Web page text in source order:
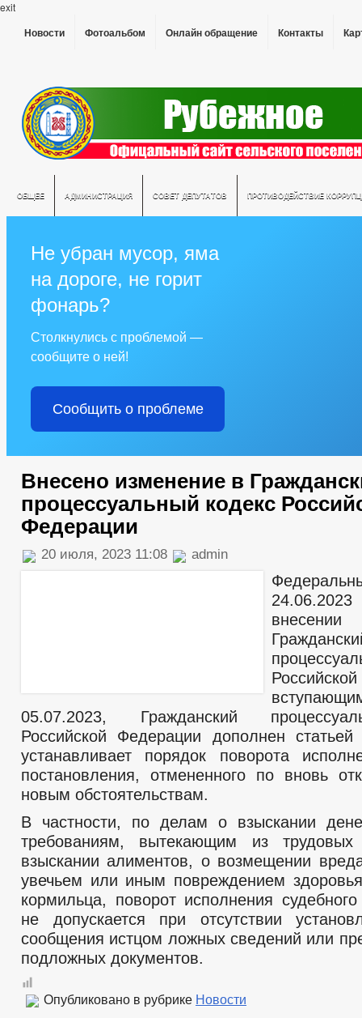
exit
Новости Фотоальбом Онлайн обращение Контакты
ОБЩЕЕ АДМИНИСТРАЦИЯ СОВЕТ ДЕПУТАТОВ ПРОТИВОДЕЙСТВИЕ
Не убран мусор, яма
на дороге, не горит
фонарь?
Столкнулись с проблемой —
сообщите о ней!
Сообщить о проблеме
Внесено изменение в
процессуальный кодекс
Федерации
20 июля, 2023 11:08 admin
05.07.2023, Гражданский
Российской Федерации дополнен
устанавливает порядок поворота
постановления, отмененного по вновь
новым обстоятельствам.
В частности, по делам о взыскании
требованиям, вытекающим из
взыскании алиментов, о возмещении
увечьем или иным повреждением
кормильца, поворот исполнения
не допускается при отсутствии
сообщения истцом ложных сведений или
подложных документов.
Опубликовано в рубрике Новости